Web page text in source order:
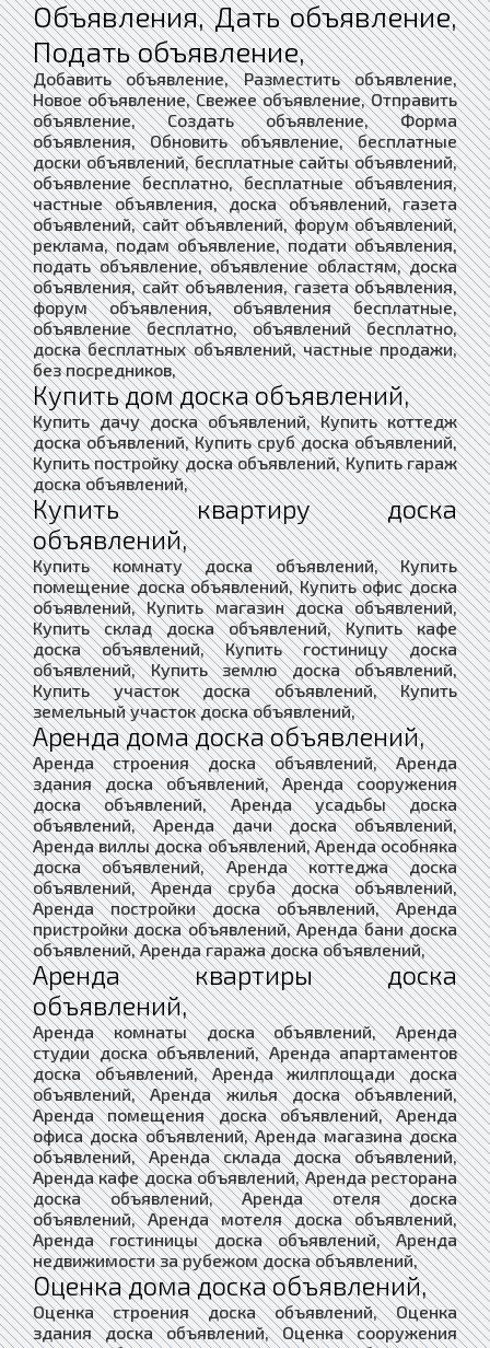
Объявления, Дать объявление,
Подать объявление,
Добавить объявление, Разместить объявление,
Новое объявление, Свежее объявление, Отправить
объявление, Создать объявление, Форма
объявления, Обновить объявление, бесплатные
доски объявлений, бесплатные сайты объявлений,
объявление бесплатно, бесплатные объявления,
частные объявления, доска объявлений, газета
объявлений, сайт объявлений, форум объявлений,
реклама, подам объявление, подати объявления,
подать объявление, объявление областям, доска
объявления, сайт объявления, газета объявления,
форум объявления, объявления бесплатные,
объявление бесплатно, объявлений бесплатно,
доска бесплатных объявлений, частные продажи,
без посредников,
Купить дом доска объявлений,
Купить дачу доска объявлений, Купить коттедж
доска объявлений, Купить сруб доска объявлений,
Купить постройку доска объявлений, Купить гараж
доска объявлений,
Купить квартиру доска
объявлений,
Купить комнату доска объявлений, Купить
помещение доска объявлений, Купить офис доска
объявлений, Купить магазин доска объявлений,
Купить склад доска объявлений, Купить кафе
доска объявлений, Купить гостиницу доска
объявлений, Купить землю доска объявлений,
Купить участок доска объявлений, Купить
земельный участок доска объявлений,
Аренда дома доска объявлений,
Аренда строения доска объявлений, Аренда
здания доска объявлений, Аренда сооружения
доска объявлений, Аренда усадьбы доска
объявлений, Аренда дачи доска объявлений,
Аренда виллы доска объявлений, Аренда особняка
доска объявлений, Аренда коттеджа доска
объявлений, Аренда сруба доска объявлений,
Аренда постройки доска объявлений, Аренда
пристройки доска объявлений, Аренда бани доска
объявлений, Аренда гаража доска объявлений,
Аренда квартиры доска
объявлений,
Аренда комнаты доска объявлений, Аренда
студии доска объявлений, Аренда апартаментов
доска объявлений, Аренда жилплощади доска
объявлений, Аренда жилья доска объявлений,
Аренда помещения доска объявлений, Аренда
офиса доска объявлений, Аренда магазина доска
объявлений, Аренда склада доска объявлений,
Аренда кафе доска объявлений, Аренда ресторана
доска объявлений, Аренда отеля доска
объявлений, Аренда мотеля доска объявлений,
Аренда гостиницы доска объявлений, Аренда
недвижимости за рубежом доска объявлений,
Оценка дома доска объявлений,
Оценка строения доска объявлений, Оценка
здания доска объявлений, Оценка сооружения